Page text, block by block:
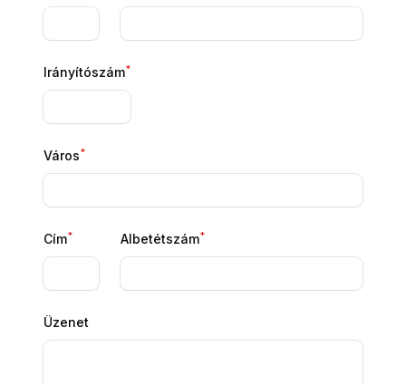
Irányítószám*
Város*
Cím* Albetétszám*
Üzenet